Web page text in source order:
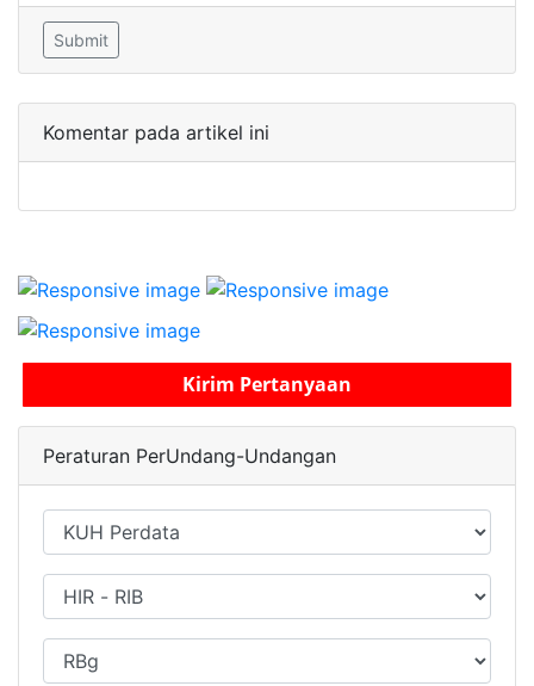
Submit
Komentar pada artikel ini
Kirim Pertanyaan
Peraturan PerUndang-Undangan